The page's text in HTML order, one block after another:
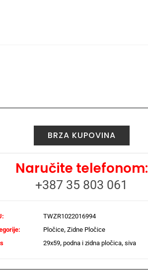
BRZA KUPOVINA
Naručite telefonom:
+387 35 803 061
TWZR1022016994
Pločice,Zidne Pločice
29x59,podna i zidna pločica,siva